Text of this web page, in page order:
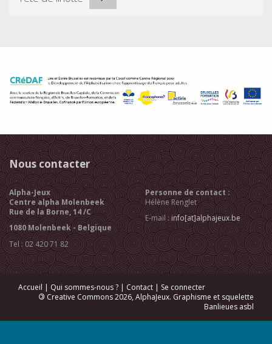
Nous contacter
Alpha-Jeux
Centre alpha Molenbeek
Rue de la Borne, 14 /C
1080 Molenbeek - Belgique
Tel : 02 420 71 82
Personne de contact :
Hélène Renglet
E-mail : info[at]alphajeux.be
Accueil Qui sommes-nous ? Contact
Se connecter
© Creative Commons 2026, AlphaJeux. Graphisme et squelette
Banlieues asbl